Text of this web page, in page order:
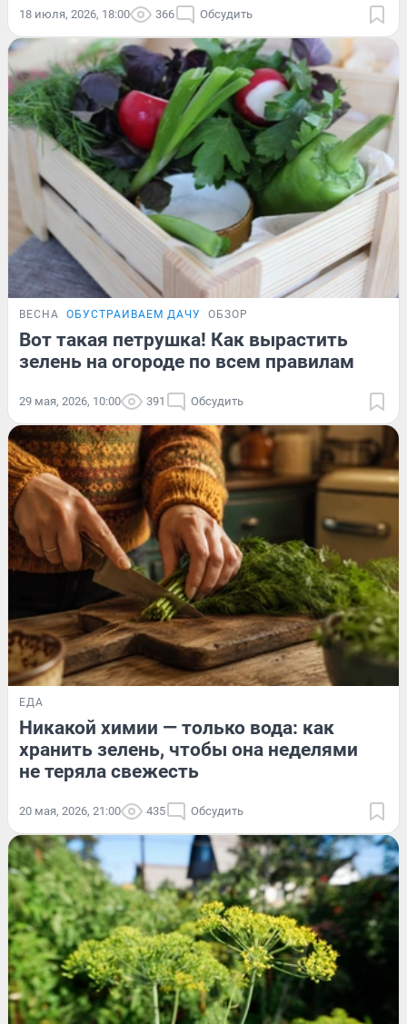
18 июля, 2026, 18:00 366 Обсудить
ВЕСНА ОБУСТРАИВАЕМ ДАЧУ ОБЗОР
Вот такая петрушка! Как вырастить
зелень на огороде по всем правилам
29 мая, 2026, 10:00 391 Обсудить
ЕДА
Никакой химии — только вода: как
хранить зелень, чтобы она неделями
не теряла свежесть
20 мая, 2026, 21:00 435 Обсудить